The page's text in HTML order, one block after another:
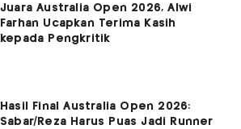
Juara Australia Open 2026, Alwi
Farhan Ucapkan Terima Kasih
kepada Pengkritik
Hasil Final Australia Open 2026:
Sabar/Reza Harus Puas Jadi Runner